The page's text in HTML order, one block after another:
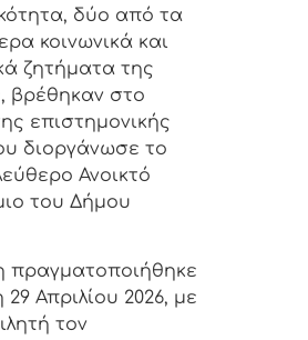
δύο από τα
κοινωνικά και
ζητήματα της
βρέθηκαν στο
επιστημονικής
διοργάνωσε το
Ανοικτό
του Δήμου
πραγματοποιήθηκε
Απριλίου 2026, με
τον